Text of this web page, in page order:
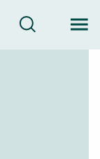
Søk